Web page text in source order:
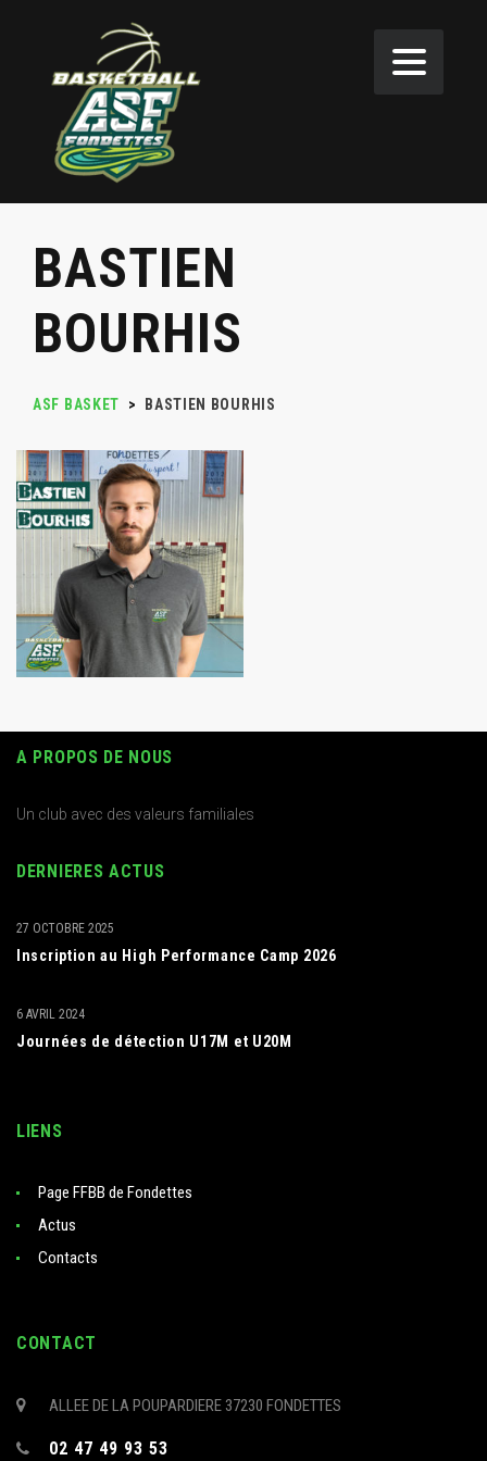
BASTIEN
BOURHIS
ASF BASKET > BASTIEN BOURHIS
A PROPOS DE NOUS
Un club avec des valeurs familiales
DERNIERES ACTUS
Inscription au High Performance Camp 2026
27 OCTOBRE 2025
Journées de détection U17M et U20M
6 AVRIL 2024
LIENS
Page FFBB de Fondettes
Actus
Contacts
CONTACT
ALLEE DE LA POUPARDIERE 37230 FONDETTES
02 47 49 93 53